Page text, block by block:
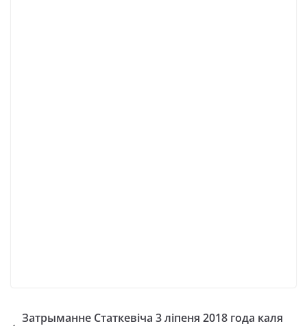
Затрыманне Статкевіча 3 ліпеня 2018 года каля